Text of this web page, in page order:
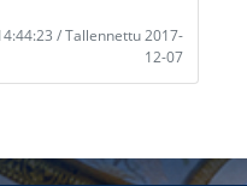
/ Tallennettu 2017-
12-07